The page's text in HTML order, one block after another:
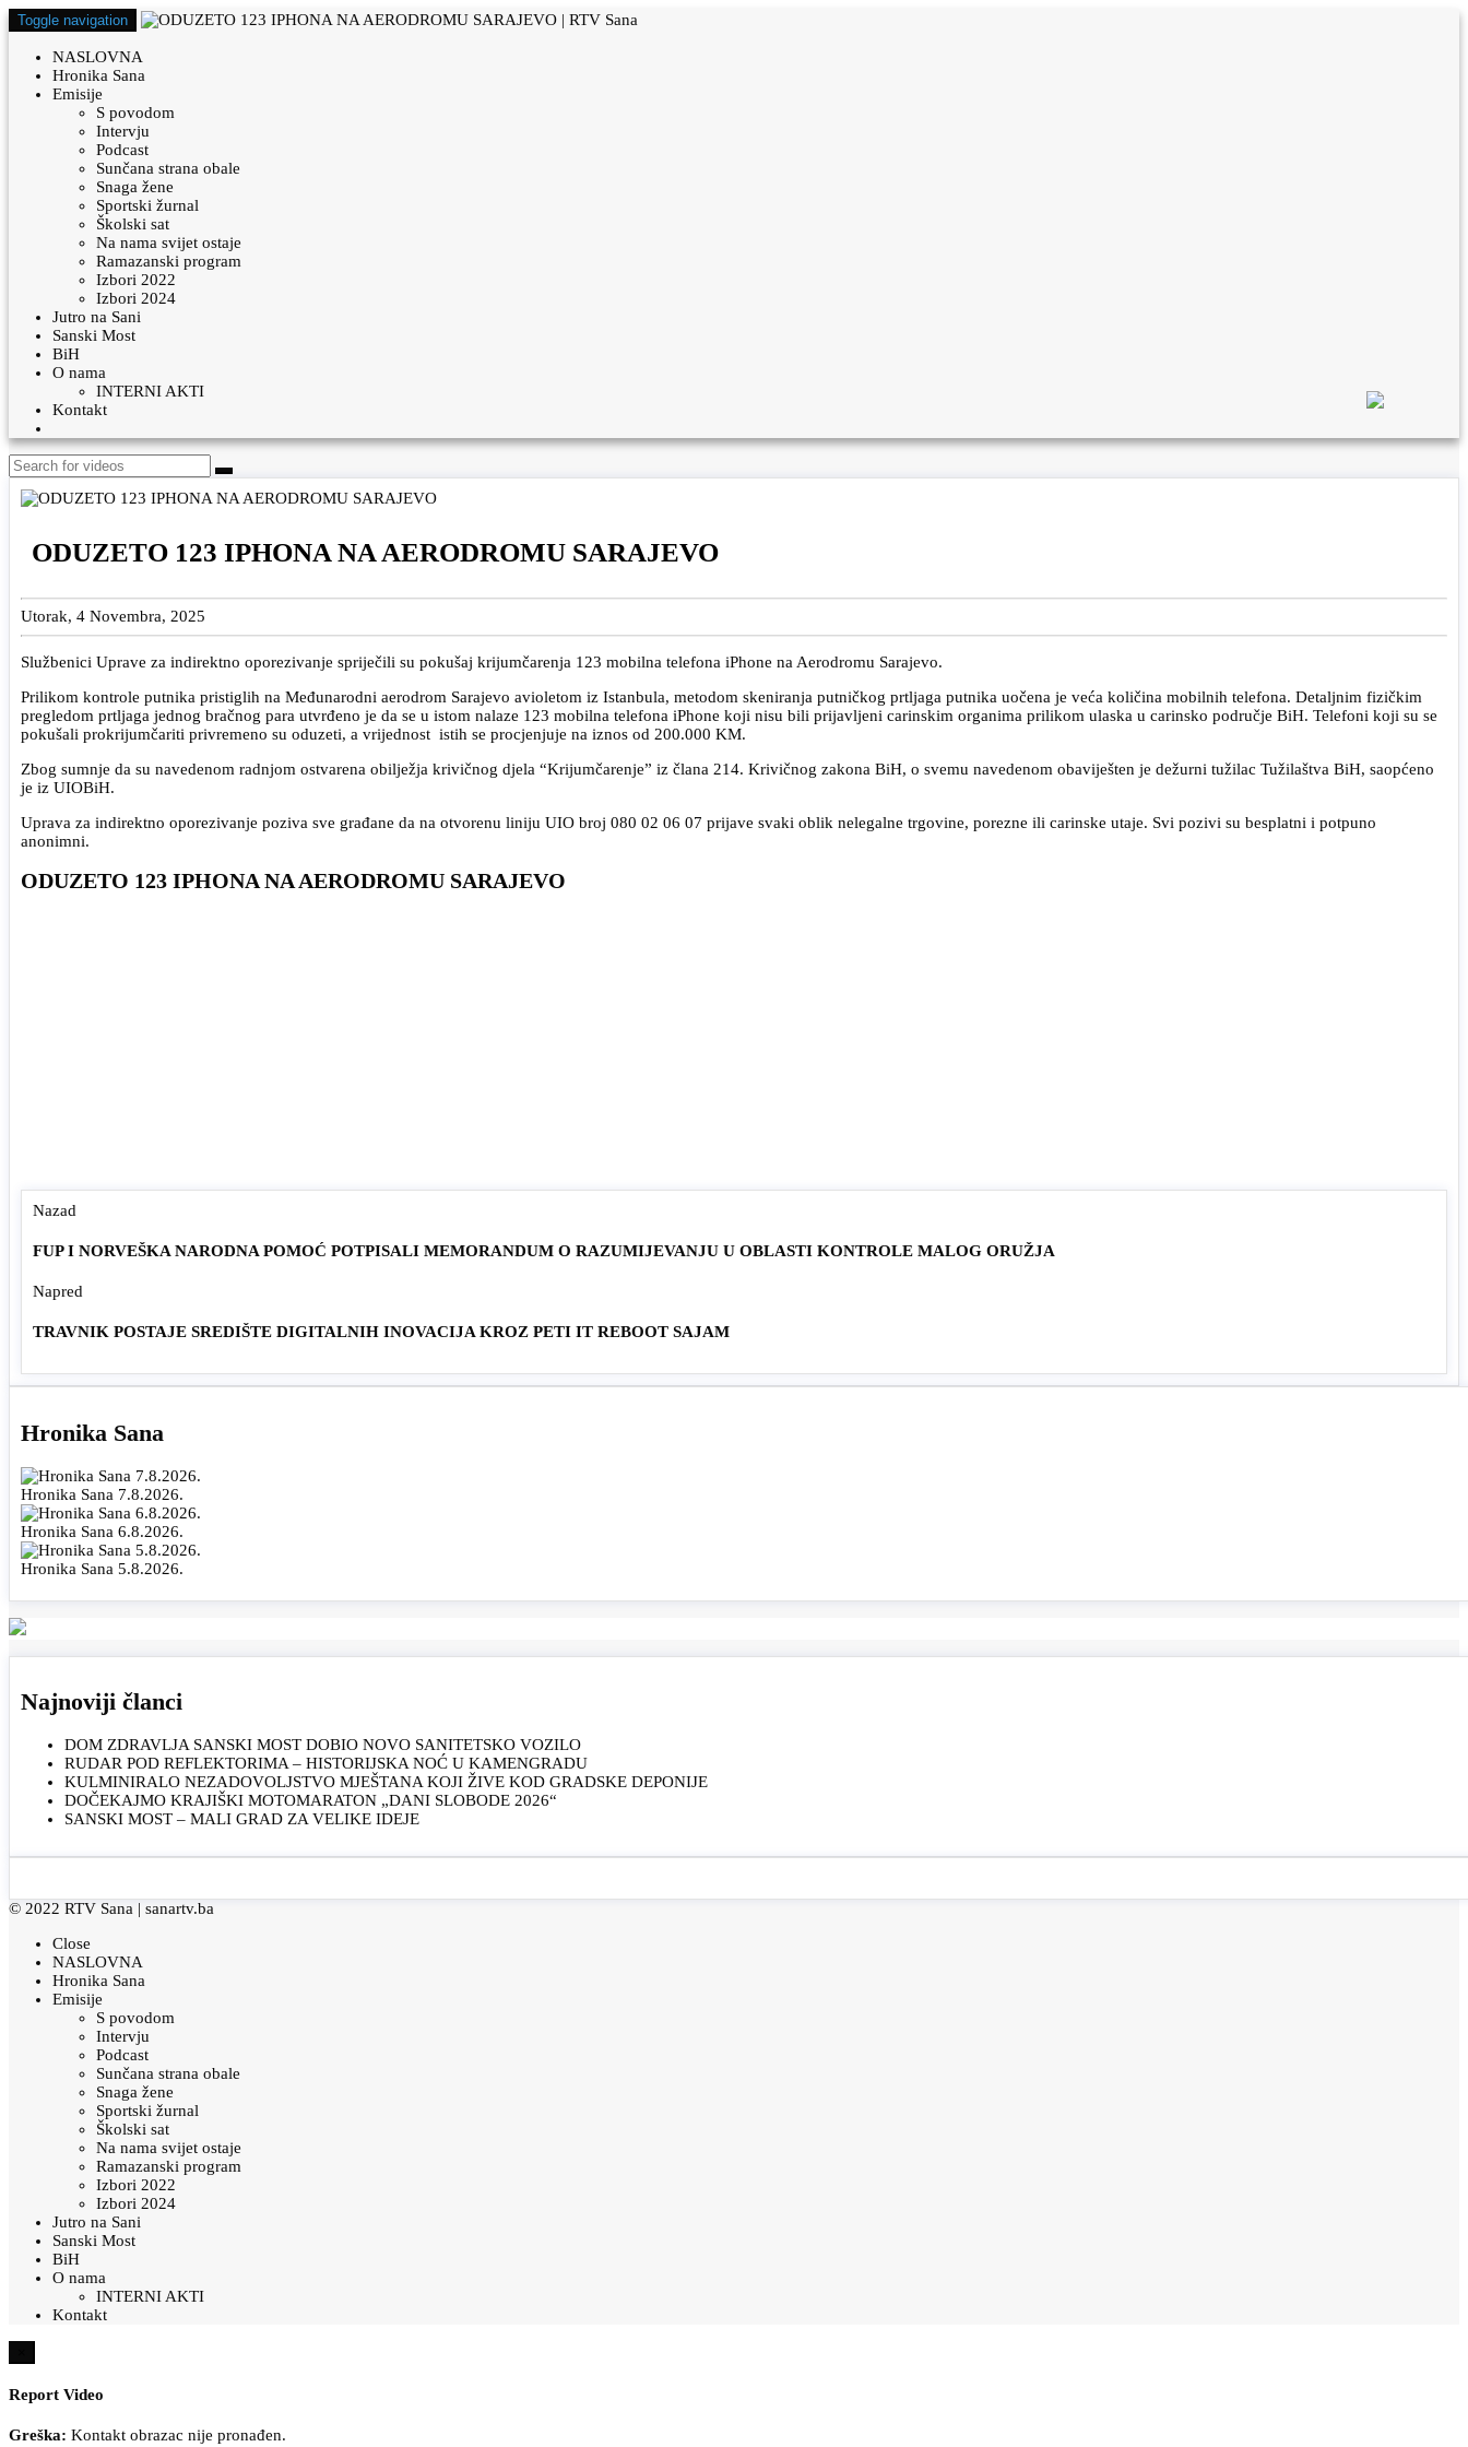
Toggle navigation
NASLOVNA
Hronika Sana
Emisije
S povodom
Intervju
Podcast
Sunčana strana obale
Snaga žene
Sportski žurnal
Školski sat
Na nama svijet ostaje
Ramazanski program
Izbori 2022
Izbori 2024
Jutro na Sani
Sanski Most
BiH
O nama
INTERNI AKTI
Kontakt
ODUZETO 123 IPHONA NA AERODROMU SARAJEVO
Utorak, 4 Novembra, 2025
Službenici Uprave za indirektno oporezivanje spriječili su pokušaj krijumčarenja 123 mobilna telefona iPhone na Aerodromu Sarajevo.
Prilikom kontrole putnika pristiglih na Međunarodni aerodrom Sarajevo avioletom iz Istanbula, metodom skeniranja putničkog prtljaga putnika uočena je veća količina mobilnih telefona. Detaljnim fizičkim
pregledom prtljaga jednog bračnog para utvrđeno je da se u istom nalaze 123 mobilna telefona iPhone koji nisu bili prijavljeni carinskim organima prilikom ulaska u carinsko područje BiH. Telefoni koji su se
pokušali prokrijumčariti privremeno su oduzeti, a vrijednost istih se procjenjuje na iznos od 200.000 KM.
Zbog sumnje da su navedenom radnjom ostvarena obilježja krivičnog djela “Krijumčarenje” iz člana 214. Krivičnog zakona BiH, o svemu navedenom obaviješten je dežurni tužilac Tužilaštva BiH, saopćeno
je iz UIOBiH.
Uprava za indirektno oporezivanje poziva sve građane da na otvorenu liniju UIO broj 080 02 06 07 prijave svaki oblik nelegalne trgovine, porezne ili carinske utaje. Svi pozivi su besplatni i potpuno
anonimni.
ODUZETO 123 IPHONA NA AERODROMU SARAJEVO
Nazad
FUP I NORVEŠKA NARODNA POMOĆ POTPISALI MEMORANDUM O RAZUMIJEVANJU U OBLASTI KONTROLE MALOG ORUŽJA
Napred
TRAVNIK POSTAJE SREDIŠTE DIGITALNIH INOVACIJA KROZ PETI IT REBOOT SAJAM
Hronika Sana
Hronika Sana 7.8.2026.
Hronika Sana 6.8.2026.
Hronika Sana 5.8.2026.
Najnoviji članci
DOM ZDRAVLJA SANSKI MOST DOBIO NOVO SANITETSKO VOZILO
RUDAR POD REFLEKTORIMA – HISTORIJSKA NOĆ U KAMENGRADU
KULMINIRALO NEZADOVOLJSTVO MJEŠTANA KOJI ŽIVE KOD GRADSKE DEPONIJE
DOČEKAJMO KRAJIŠKI MOTOMARATON „DANI SLOBODE 2026“
SANSKI MOST – MALI GRAD ZA VELIKE IDEJE
© 2022 RTV Sana | sanartv.ba
Close
NASLOVNA
Hronika Sana
Emisije
S povodom
Intervju
Podcast
Sunčana strana obale
Snaga žene
Sportski žurnal
Školski sat
Na nama svijet ostaje
Ramazanski program
Izbori 2022
Izbori 2024
Jutro na Sani
Sanski Most
BiH
O nama
INTERNI AKTI
Kontakt
Report Video
Greška: Kontakt obrazac nije pronađen.